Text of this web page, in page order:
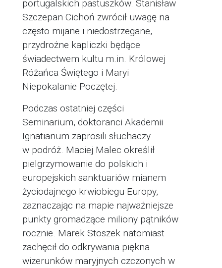
portugalskich pastuszków. Stanisław
Szczepan Cichoń zwrócił uwagę na
często mijane i niedostrzegane,
przydrożne kapliczki będące
świadectwem kultu m.in. Królowej
Różańca Świętego i Maryi
Niepokalanie Poczętej.
Podczas ostatniej części
Seminarium, doktoranci Akademii
Ignatianum zaprosili słuchaczy
w podróż. Maciej Malec określił
pielgrzymowanie do polskich i
europejskich sanktuariów mianem
życiodajnego krwiobiegu Europy,
zaznaczając na mapie najważniejsze
punkty gromadzące miliony pątników
rocznie. Marek Stoszek natomiast
zachęcił do odkrywania piękna
wizerunków maryjnych czczonych w